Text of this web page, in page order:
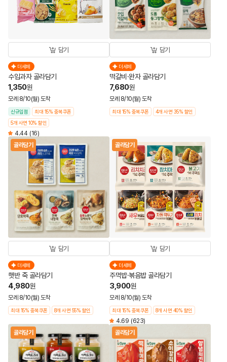
담기
더세페
수입과자 골라담기
1,350원
모레 8/10(월) 도착
신규입점
최대 15% 중복쿠폰
5개 사면 10% 할인
4.44 (16)
담기
더세페
떡갈비·완자 골라담기
7,680원
모레 8/10(월) 도착
최대 15% 중복쿠폰 4개 사면 35% 할인
골라담기
담기
더세페
햇반 죽 골라담기
4,980원
모레 8/10(월) 도착
최대 15% 중복쿠폰 8개 사면 55% 할인
골라담기
담기
더세페
주먹밥·볶음밥 골라담기
3,900원
모레 8/10(월) 도착
최대 15% 중복쿠폰 8개 사면 40% 할인
4.69 (623)
골라담기
골라담기